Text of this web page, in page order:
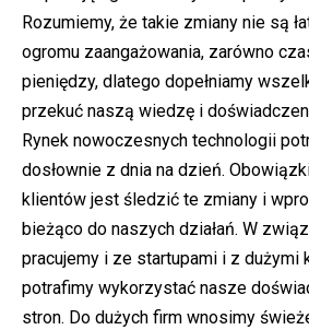
Rozumiemy, że takie zmiany nie są
ogromu zaangażowania, zarówno
pieniędzy, dlatego dopełniamy
przekuć naszą wiedzę i
Rynek nowoczesnych technologii
dosłownie z dnia na dzień.
klientów jest śledzić te zmiany i
bieżąco do naszych działań. W
pracujemy i ze startupami i z dużymi
potrafimy wykorzystać nasze
stron. Do dużych firm wnosimy